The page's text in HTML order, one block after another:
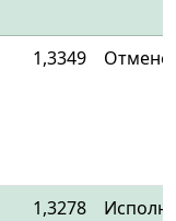
1,3349
1,3278